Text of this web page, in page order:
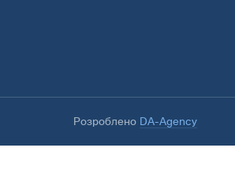
Розроблено DA-Agency